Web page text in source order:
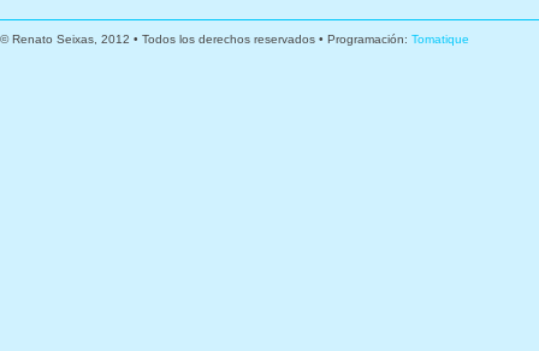
© Renato Seixas, 2012 • Todos los derechos reservados • Programación: Tomatique